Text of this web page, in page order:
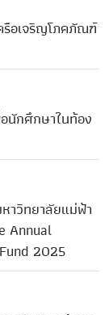
รือเจริญโภคภัณฑ์
นักศึกษาในท้อง
าวิทยาลัยแม่ฟ้า
Annual
2025